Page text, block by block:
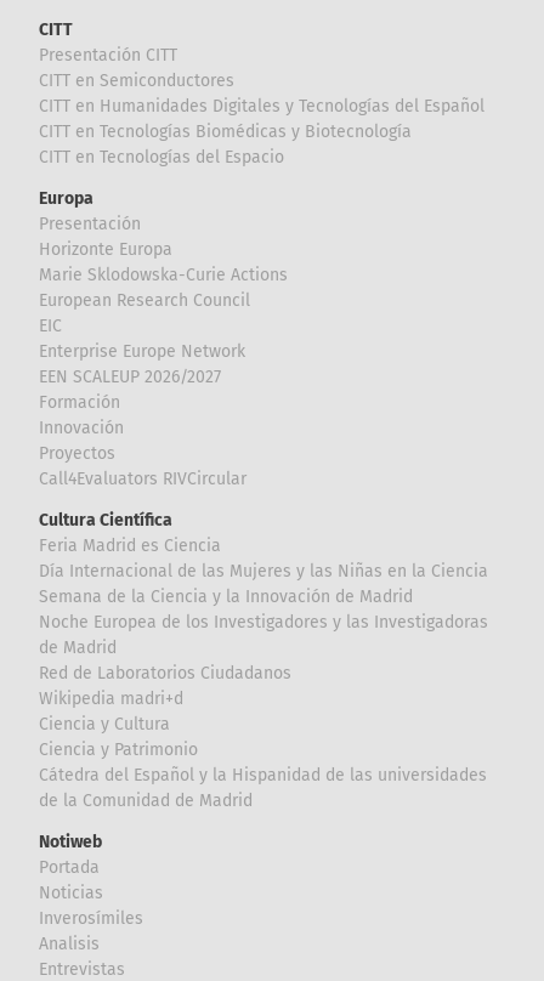
CITT
Presentación CITT
CITT en Semiconductores
CITT en Humanidades Digitales y Tecnologías del Español
CITT en Tecnologías Biomédicas y Biotecnología
CITT en Tecnologías del Espacio
Europa
Presentación
Horizonte Europa
Marie Sklodowska-Curie Actions
European Research Council
EIC
Enterprise Europe Network
EEN SCALEUP 2026/2027
Formación
Innovación
Proyectos
Call4Evaluators RIVCircular
Cultura Científica
Feria Madrid es Ciencia
Día Internacional de las Mujeres y las Niñas en la Ciencia
Semana de la Ciencia y la Innovación de Madrid
Noche Europea de los Investigadores y las Investigadoras
de Madrid
Red de Laboratorios Ciudadanos
Wikipedia madri+d
Ciencia y Cultura
Ciencia y Patrimonio
Cátedra del Español y la Hispanidad de las universidades
de la Comunidad de Madrid
Notiweb
Portada
Noticias
Inverosímiles
Analisis
Entrevistas